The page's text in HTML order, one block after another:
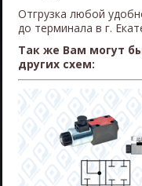
Отгрузка любой
до терминала в г.
Так же Вам могут
других схем: